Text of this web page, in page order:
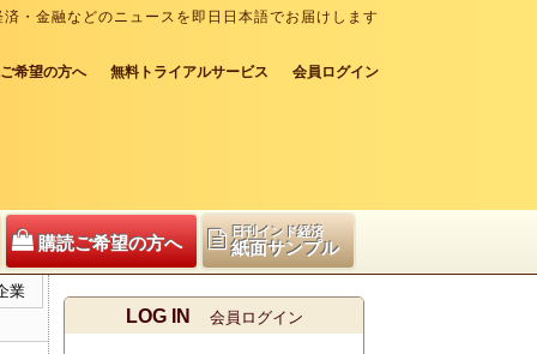
・金融などのニュースを即日日本語でお届けします
希望の方へ 無料トライアルサービス 会員ログイン
購読ご希望の方へ
日刊インド経済
紙面サンプル
業
LOG IN 会員ログイン